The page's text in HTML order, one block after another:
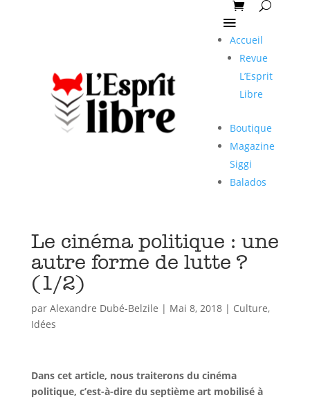
Accueil
Revue
L’Esprit
Libre
Boutique
Magazine
Siggi
Balados
Le cinéma politique : une
autre forme de lutte ?
(1/2)
par Alexandre Dubé-Belzile | Mai 8, 2018| Culture,
Idées
Dans cet article, nous traiterons du cinéma
politique, c’est-à-dire du septième art mobilisé à